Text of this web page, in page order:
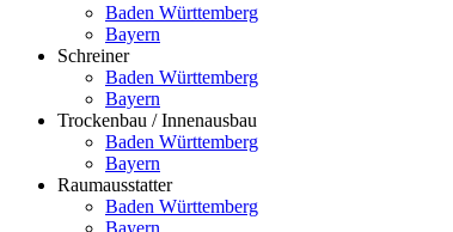
Baden Württemberg
Bayern
Schreiner
Baden Württemberg
Bayern
Trockenbau / Innenausbau
Baden Württemberg
Bayern
Raumausstatter
Baden Württemberg
Bayern